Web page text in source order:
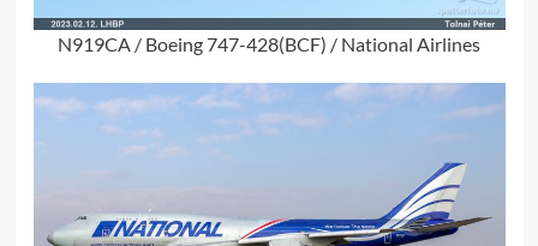
N919CA / Boeing 747-428(BCF) / National Airlines